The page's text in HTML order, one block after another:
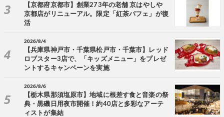
【京都府京都市】創業273年の老舗 京はやしや
京都店がリニューアル。限定「紅茶パフェ」が復
活
2026/8/4
【兵庫県神戸市・千葉県松戸市・千葉市】レッド
ロブスター3店で、「キッズメニュー」をプレゼ
ントするキャンペーンを実施
2026/8/6
【栃木県那須塩原市】地域に根差す食と音楽の祭
典・黒磯日用夜市開催！約40店と多彩なアーテ
ィストが集結